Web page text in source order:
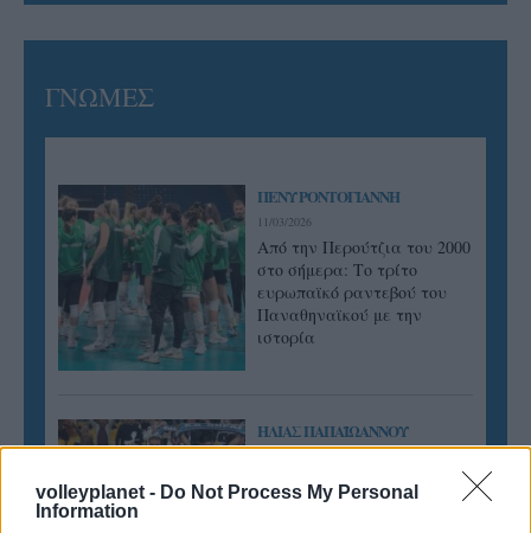
volleyplanet - Do Not Process My Personal
Information
ΓΝΩΜΕΣ
ΠΕΝΥ ΡΟΝΤΟΓΙΑΝΝΗ
11/03/2026
Από την Περούτζια του 2000
στο σήμερα: Tο τρίτο
ευρωπαϊκό ραντεβού του
Παναθηναϊκού με την
ιστορία
ΗΛΙΑΣ ΠΑΠΑΪΩΑΝΝΟΥ
Αναγνώριση και σεβασμός
οι σημαντικότερες νίκες του